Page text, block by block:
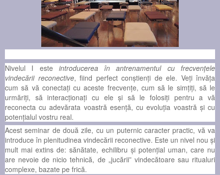
Nivelul I este introducerea în antrenamentul cu frecvenţele
vindecării reconective, fiind perfect conştienţi de ele. Veţi învăţa
cum să vă conectaţi cu aceste frecvenţe, cum să le simţiţi, să le
urmăriţi, să interacţionaţi cu ele şi să le folosiţi pentru a vă
reconecta cu adevărata voastră esenţă, cu evoluţia voastră şi cu
potenţialul vostru real.
Acest seminar de două zile, cu un puternic caracter practic, vă va
introduce în plenitudinea vindecării reconective. Este un nivel nou și
mult mai extins de: sănătate, echilibru şi potenţial uman, care nu
are nevoie de nicio tehnică, de „jucării” vindecătoare sau ritualuri
complexe, bazate pe frică.